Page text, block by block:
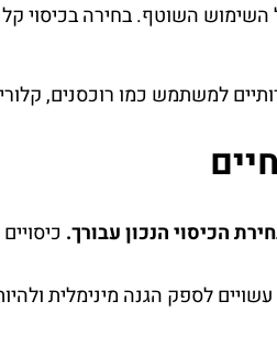
השוטף. בחירה בכיסוי
למשתמש כמו רוכסנים,
הכיסוי הנכון עבורך.
לספק הגנה מינימלית